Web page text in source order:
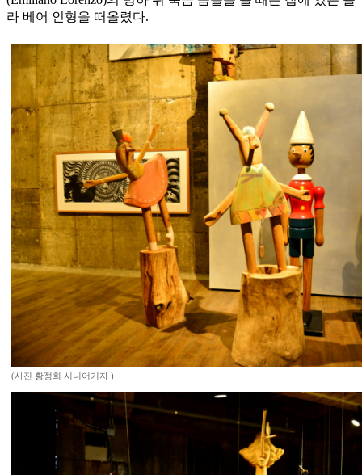
라 베어 인형을 떠올렸다.
(사진 황정희 시니어기자 )